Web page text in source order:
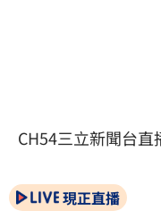
CH54三立新聞台直
現正直播